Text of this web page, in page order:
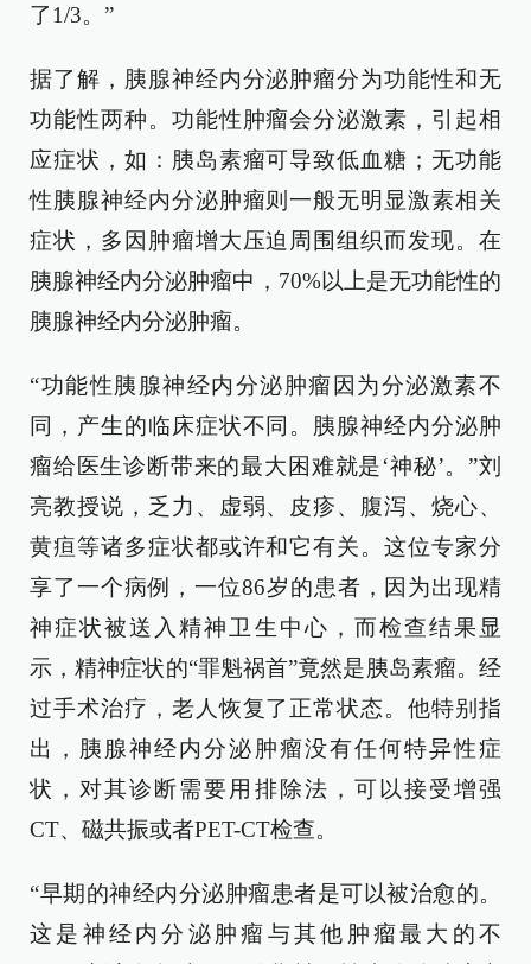
了1/3。”
据了解，胰腺神经内分泌肿瘤分为功能性和无
功能性两种。功能性肿瘤会分泌激素，引起相
应症状，如：胰岛素瘤可导致低血糖；无功能
性胰腺神经内分泌肿瘤则一般无明显激素相关
症状，多因肿瘤增大压迫周围组织而发现。在
胰腺神经内分泌肿瘤中，70%以上是无功能性的
胰腺神经内分泌肿瘤。
“功能性胰腺神经内分泌肿瘤因为分泌激素不
同，产生的临床症状不同。胰腺神经内分泌肿
瘤给医生诊断带来的最大困难就是‘神秘’。”刘
亮教授说，乏力、虚弱、皮疹、腹泻、烧心、
黄疸等诸多症状都或许和它有关。这位专家分
享了一个病例，一位86岁的患者，因为出现精
神症状被送入精神卫生中心，而检查结果显
示，精神症状的“罪魁祸首”竟然是胰岛素瘤。经
过手术治疗，老人恢复了正常状态。他特别指
出，胰腺神经内分泌肿瘤没有任何特异性症
状，对其诊断需要用排除法，可以接受增强
CT、磁共振或者PET-CT检查。
“早期的神经内分泌肿瘤患者是可以被治愈的。
这是神经内分泌肿瘤与其他肿瘤最大的不